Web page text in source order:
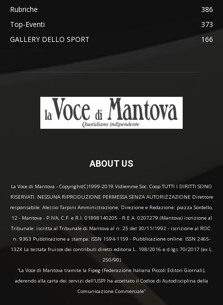
Rubriche
386
Top-Eventi
373
GALLERY DELLO SPORT
166
ABOUT US
La Voce di Mantova - Copyright(C)1999-2019 Vidiemme Soc. Coop TUTTI I DIRITTI SONO
RISERVATI. NESSUNA RIPRODUZIONE PERMESSA SENZA AUTORIZZAZIONE Direttore
responsabile: Alessio Tarpini Amministrazione, Direzione e Redazione: piazza Sordello,
12 - Mantova - P.IVA, C.F. e R.I. 01898140205 - R.E.A. 0207279 (Mantova) iscrizione al
Tribunale: iscritta al Tribunale di Mantova al n. 25 del 30/11/1992 - iscrizione al ROC:
n. 9363 Pubblicazione a stampa: ISSN 1594-1159 - Pubblicazione online: ISSN 2465-
132X La testata fruisce dei contributi diretti editoria L. 198/2016 e d.lgs 70/2017 (ex L.
250/90)
“La Voce di Mantova tramite la Fipeg (Federazione Italiana Piccoli Editori Giornali),
aderendo alla carta dei servizi dell'USPI ha accettato il Codice di Autodisciplina della
Comunicazione Commerciale"